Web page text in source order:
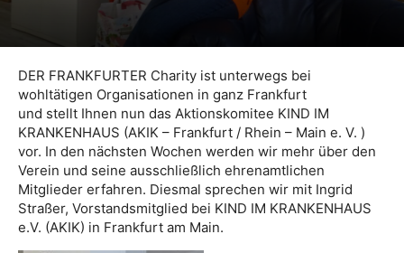
DER FRANKFURTER Charity ist unterwegs bei
wohltätigen Organisationen in ganz Frankfurt
und stellt Ihnen nun das Aktionskomitee KIND IM
KRANKENHAUS (AKIK – Frankfurt / Rhein – Main e. V. )
vor. In den nächsten Wochen werden wir mehr über den
Verein und seine ausschließlich ehrenamtlichen
Mitglieder erfahren. Diesmal sprechen wir mit Ingrid
Straßer, Vorstandsmitglied bei KIND IM KRANKENHAUS
e.V. (AKIK) in Frankfurt am Main.